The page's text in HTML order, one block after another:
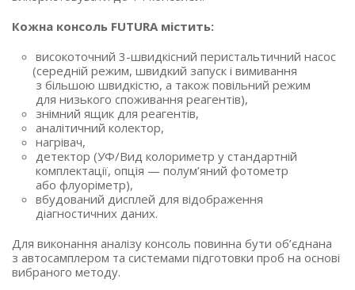
Кожна консоль FUTURA містить:
високоточний 3-швидкісний перистальтичний насос
(середній режим, швидкий запуск і вимивання
з більшою швидкістю, а також повільний режим
для низького споживання реагентів),
знімний ящик для реагентів,
аналітичний колектор,
нагрівач,
детектор (УФ/Вид колориметр у стандартній
комплектації, опція — полум’яний фотометр
або флуоріметр),
вбудований дисплей для відображення
діагностичних даних.
Для виконання аналізу консоль повинна бути об’єднана
з автосамплером та системами підготовки проб на основі
вибраного методу.